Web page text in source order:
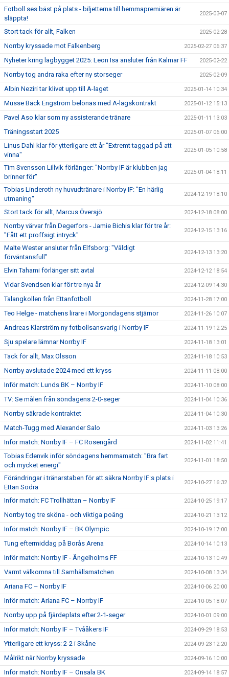
Fotboll ses bäst på plats - biljetterna till hemmapremiären är
släppta!
2025-03-07
Stort tack för allt, Falken 2025-02-28
Norrby kryssade mot Falkenberg 2025-02-27 06:37
Nyheter kring lagbygget 2025: Leon Isa ansluter från Kalmar FF 2025-02-22
Norrby tog andra raka efter ny storseger 2025-02-09
Albin Neziri tar klivet upp till A-laget 2025-01-14 10:34
Musse Bäck Engström belönas med A-lagskontrakt 2025-01-12 15:13
Pavel Aso klar som ny assisterande tränare 2025-01-11 13:03
Träningsstart 2025 2025-01-07 06:00
Linus Dahl klar för ytterligare ett år "Extremt taggad på att
vinna"
2025-01-05 10:58
Tim Svensson Lillvik förlänger: "Norrby IF är klubben jag
brinner för"
2025-01-04 18:11
Tobias Linderoth ny huvudtränare i Norrby IF: "En härlig
utmaning"
2024-12-19 18:10
Stort tack för allt, Marcus Översjö 2024-12-18 08:00
Norrby värvar från Degerfors - Jamie Bichis klar för tre år:
"Fått ett proffsigt intryck"
2024-12-15 13:16
Malte Wester ansluter från Elfsborg: "Väldigt
förväntansfull"
2024-12-13 13:20
Elvin Tahami förlänger sitt avtal 2024-12-12 18:54
Vidar Svendsen klar för tre nya år 2024-12-09 14:30
Talangkollen från Ettanfotboll 2024-11-28 17:00
Teo Helge - matchens lirare i Morgondagens stjärnor 2024-11-26 10:07
Andreas Klarström ny fotbollsansvarig i Norrby IF 2024-11-19 12:25
Sju spelare lämnar Norrby IF 2024-11-18 13:01
Tack för allt, Max Olsson 2024-11-18 10:53
Norrby avslutade 2024 med ett kryss 2024-11-11 08:00
Inför match: Lunds BK – Norrby IF 2024-11-10 08:00
TV: Se målen från söndagens 2-0-seger 2024-11-04 10:36
Norrby säkrade kontraktet 2024-11-04 10:30
Match-Tugg med Alexander Salo 2024-11-03 13:26
Inför match: Norrby IF – FC Rosengård 2024-11-02 11:41
Tobias Edenvik inför söndagens hemmamatch: "Bra fart
och mycket energi"
2024-11-01 18:50
Förändringar i tränarstaben för att säkra Norrby IF:s plats i
Ettan Södra
2024-10-27 16:32
Inför match: FC Trollhättan – Norrby IF 2024-10-25 19:17
Norrby tog tre sköna - och viktiga poäng 2024-10-21 13:12
Inför match: Norrby IF – BK Olympic 2024-10-19 17:00
Tung eftermiddag på Borås Arena 2024-10-14 10:13
Inför match: Norrby IF - Ängelholms FF 2024-10-13 10:49
Varmt välkomna till Samhällsmatchen 2024-10-08 13:34
Ariana FC – Norrby IF 2024-10-06 20:00
Inför match: Ariana FC – Norrby IF 2024-10-05 18:07
Norrby upp på fjärdeplats efter 2-1-seger 2024-10-01 09:00
Inför match: Norrby IF – Tvååkers IF 2024-09-29 18:53
Ytterligare ett kryss: 2-2 i Skåne 2024-09-23 12:20
Målrikt när Norrby kryssade 2024-09-16 10:00
Inför match: Norrby IF – Onsala BK 2024-09-14 18:57